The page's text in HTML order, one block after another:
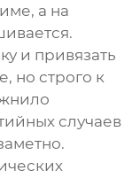
а на
и привязать
но строго к
случаев